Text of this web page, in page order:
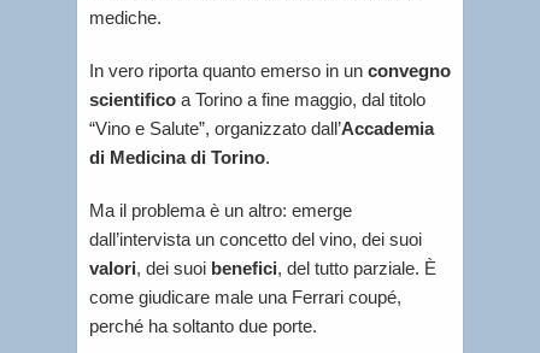
mediche.
In vero riporta quanto emerso in un convegno
scientifico a Torino a fine maggio, dal titolo
“Vino e Salute”, organizzato dall’Accademia
di Medicina di Torino.
Ma il problema è un altro: emerge
dall’intervista un concetto del vino, dei suoi
valori, dei suoi benefici, del tutto parziale. È
come giudicare male una Ferrari coupé,
perché ha soltanto due porte.